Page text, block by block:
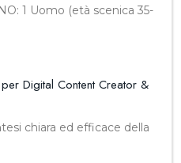
1 Uomo (età scenica 35-
Digital Content Creator &
chiara ed efficace della